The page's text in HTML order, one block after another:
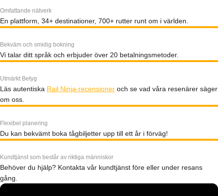
Omfattande nätverk
En plattform, 34+ destinationer, 700+ rutter runt om i världen.
Bekväm och smidig bokning
Vi talar ditt språk och erbjuder över 20 betalningsmetoder.
Utmärkt Betyg
Läs autentiska Rail Ninja-recensioner och se vad våra resenärer säger
om oss.
Flexibel planering
Du kan bekvämt boka tågbiljetter upp till ett år i förväg!
Kundtjänst som består av riktiga människor
Behöver du hjälp? Kontakta vår kundtjänst före eller under resans
gång.